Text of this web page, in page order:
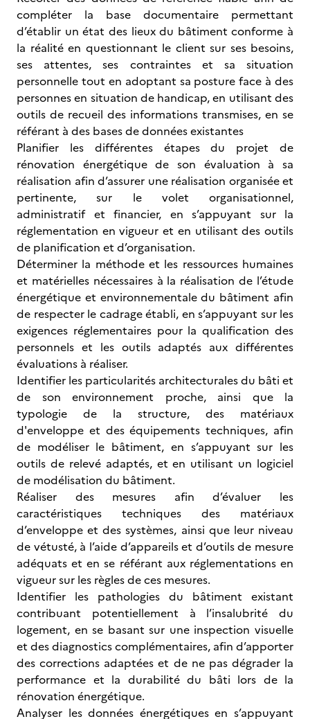
compléter la base documentaire permettant
d’établir un état des lieux du bâtiment conforme à
la réalité en questionnant le client sur ses besoins,
ses attentes, ses contraintes et sa situation
personnelle tout en adoptant sa posture face à des
personnes en situation de handicap, en utilisant des
outils de recueil des informations transmises, en se
référant à des bases de données existantes
Planifier les différentes étapes du projet de
rénovation énergétique de son évaluation à sa
réalisation afin d’assurer une réalisation organisée et
pertinente, sur le volet organisationnel,
administratif et financier, en s’appuyant sur la
réglementation en vigueur et en utilisant des outils
de planification et d’organisation.
Déterminer la méthode et les ressources humaines
et matérielles nécessaires à la réalisation de l’étude
énergétique et environnementale du bâtiment afin
de respecter le cadrage établi, en s’appuyant sur les
exigences réglementaires pour la qualification des
personnels et les outils adaptés aux différentes
évaluations à réaliser.
Identifier les particularités architecturales du bâti et
de son environnement proche, ainsi que la
typologie de la structure, des matériaux
d'enveloppe et des équipements techniques, afin
de modéliser le bâtiment, en s’appuyant sur les
outils de relevé adaptés, et en utilisant un logiciel
de modélisation du bâtiment.
Réaliser des mesures afin d’évaluer les
caractéristiques techniques des matériaux
d’enveloppe et des systèmes, ainsi que leur niveau
de vétusté, à l’aide d’appareils et d’outils de mesure
adéquats et en se référant aux réglementations en
vigueur sur les règles de ces mesures.
Identifier les pathologies du bâtiment existant
contribuant potentiellement à l’insalubrité du
logement, en se basant sur une inspection visuelle
et des diagnostics complémentaires, afin d’apporter
des corrections adaptées et de ne pas dégrader la
performance et la durabilité du bâti lors de la
rénovation énergétique.
Analyser les données énergétiques en s’appuyant